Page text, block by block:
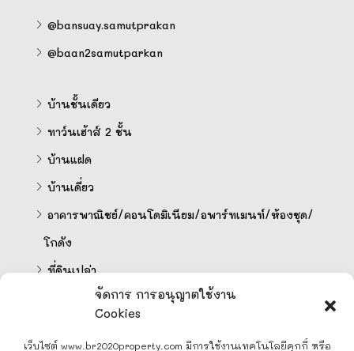
จัดการ การอนุญาตใช้งาน
Cookies
เว็บไซต์ www.br2020property.com มีการใช้งานเทคโนโลยีคุกกี้ หรือ
@bansuay.samutprakan
@baan2samutparkan
บ้านชั้นเดียว
ทาว์นเฮ้าส์ 2 ชั้น
บ้านแฝด
บ้านเดี่ยว
อาคารพาณิชย์/คอนโดมิเนียม/อพาร์ทเมนท์/ห้องชุด/
โกดัง
ที่ดินเปล่า
คำนวนสินเชื่อออนไลน์